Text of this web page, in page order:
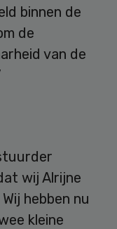
binnen de
de
van de
wij Alrijne
hebben nu
kleine